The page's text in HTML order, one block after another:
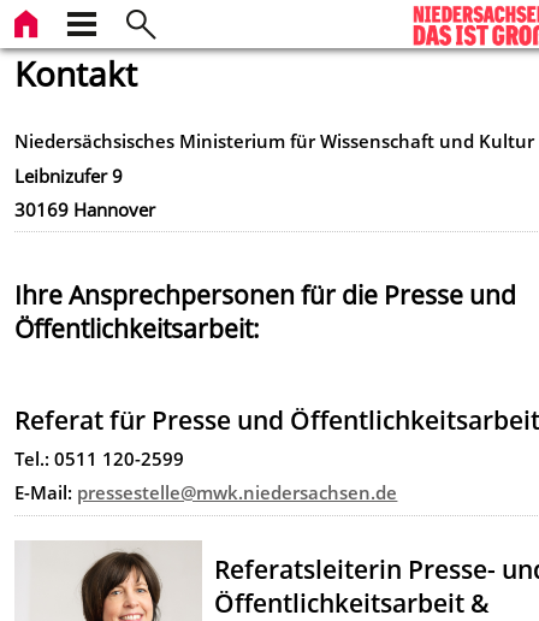
Kontakt
Niedersächsisches Ministerium für Wissenschaft und Kultur
Leibnizufer 9
30169 Hannover
Ihre Ansprechpersonen für die Presse und
Öffentlichkeitsarbeit:
Referat für Presse und
Tel.: 0511 120-2599
E-Mail: pressestelle@mwk.niedersachsen.de
Referatsleiterin Presse-
Öffentlichkeitsarbeit &